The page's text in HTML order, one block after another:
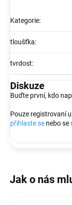
Kategorie:
tloušťka:
tvrdost:
Diskuze
Buďte první, kdo
Pouze registrovaní
přihlaste se nebo se